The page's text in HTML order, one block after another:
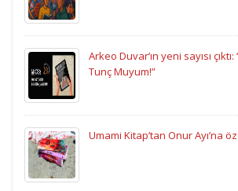
Arkeo Duvar’ın yeni sayısı
Tunç Muyum!”
Umami Kitap’tan Onur Ayı’na